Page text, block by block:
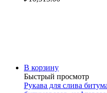
В корзину
Быстрый просмотр
Рукава для слива